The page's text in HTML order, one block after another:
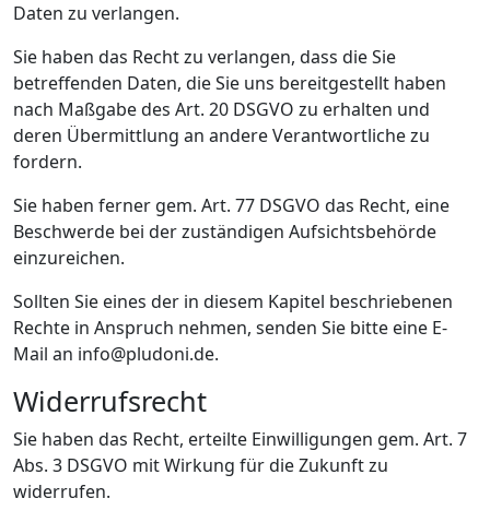
Daten zu verlangen.
Sie haben das Recht zu verlangen, dass die Sie
betreffenden Daten, die Sie uns bereitgestellt haben
nach Maßgabe des Art. 20 DSGVO zu erhalten und
deren Übermittlung an andere Verantwortliche zu
fordern.
Sie haben ferner gem. Art. 77 DSGVO das Recht, eine
Beschwerde bei der zuständigen Aufsichtsbehörde
einzureichen.
Sollten Sie eines der in diesem Kapitel beschriebenen
Rechte in Anspruch nehmen, senden Sie bitte eine E-
Mail an info@pludoni.de.
Widerrufsrecht
Sie haben das Recht, erteilte Einwilligungen gem. Art. 7
Abs. 3 DSGVO mit Wirkung für die Zukunft zu
widerrufen.